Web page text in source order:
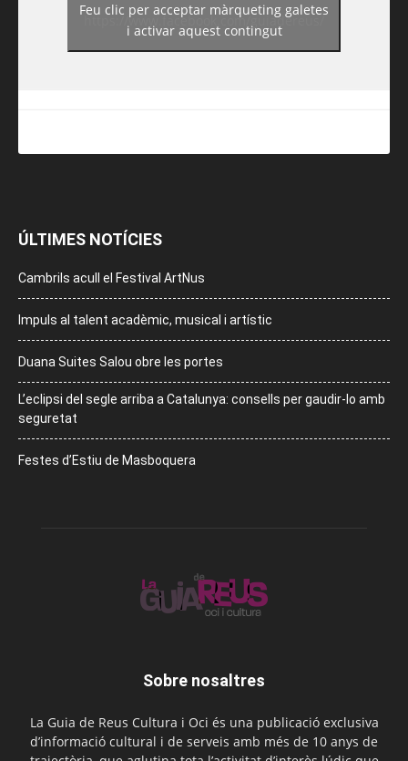
https://www.facebook.com/guiadereus/
Feu clic per acceptar màrqueting galetes
i activar aquest contingut
ÚLTIMES NOTÍCIES
Cambrils acull el Festival ArtNus
Impuls al talent acadèmic, musical i artístic
Duana Suites Salou obre les portes
L’eclipsi del segle arriba a Catalunya: consells per gaudir-lo amb
seguretat
Festes d’Estiu de Masboquera
Sobre nosaltres
La Guia de Reus Cultura i Oci és una publicació exclusiva
d’informació cultural i de serveis amb més de 10 anys de